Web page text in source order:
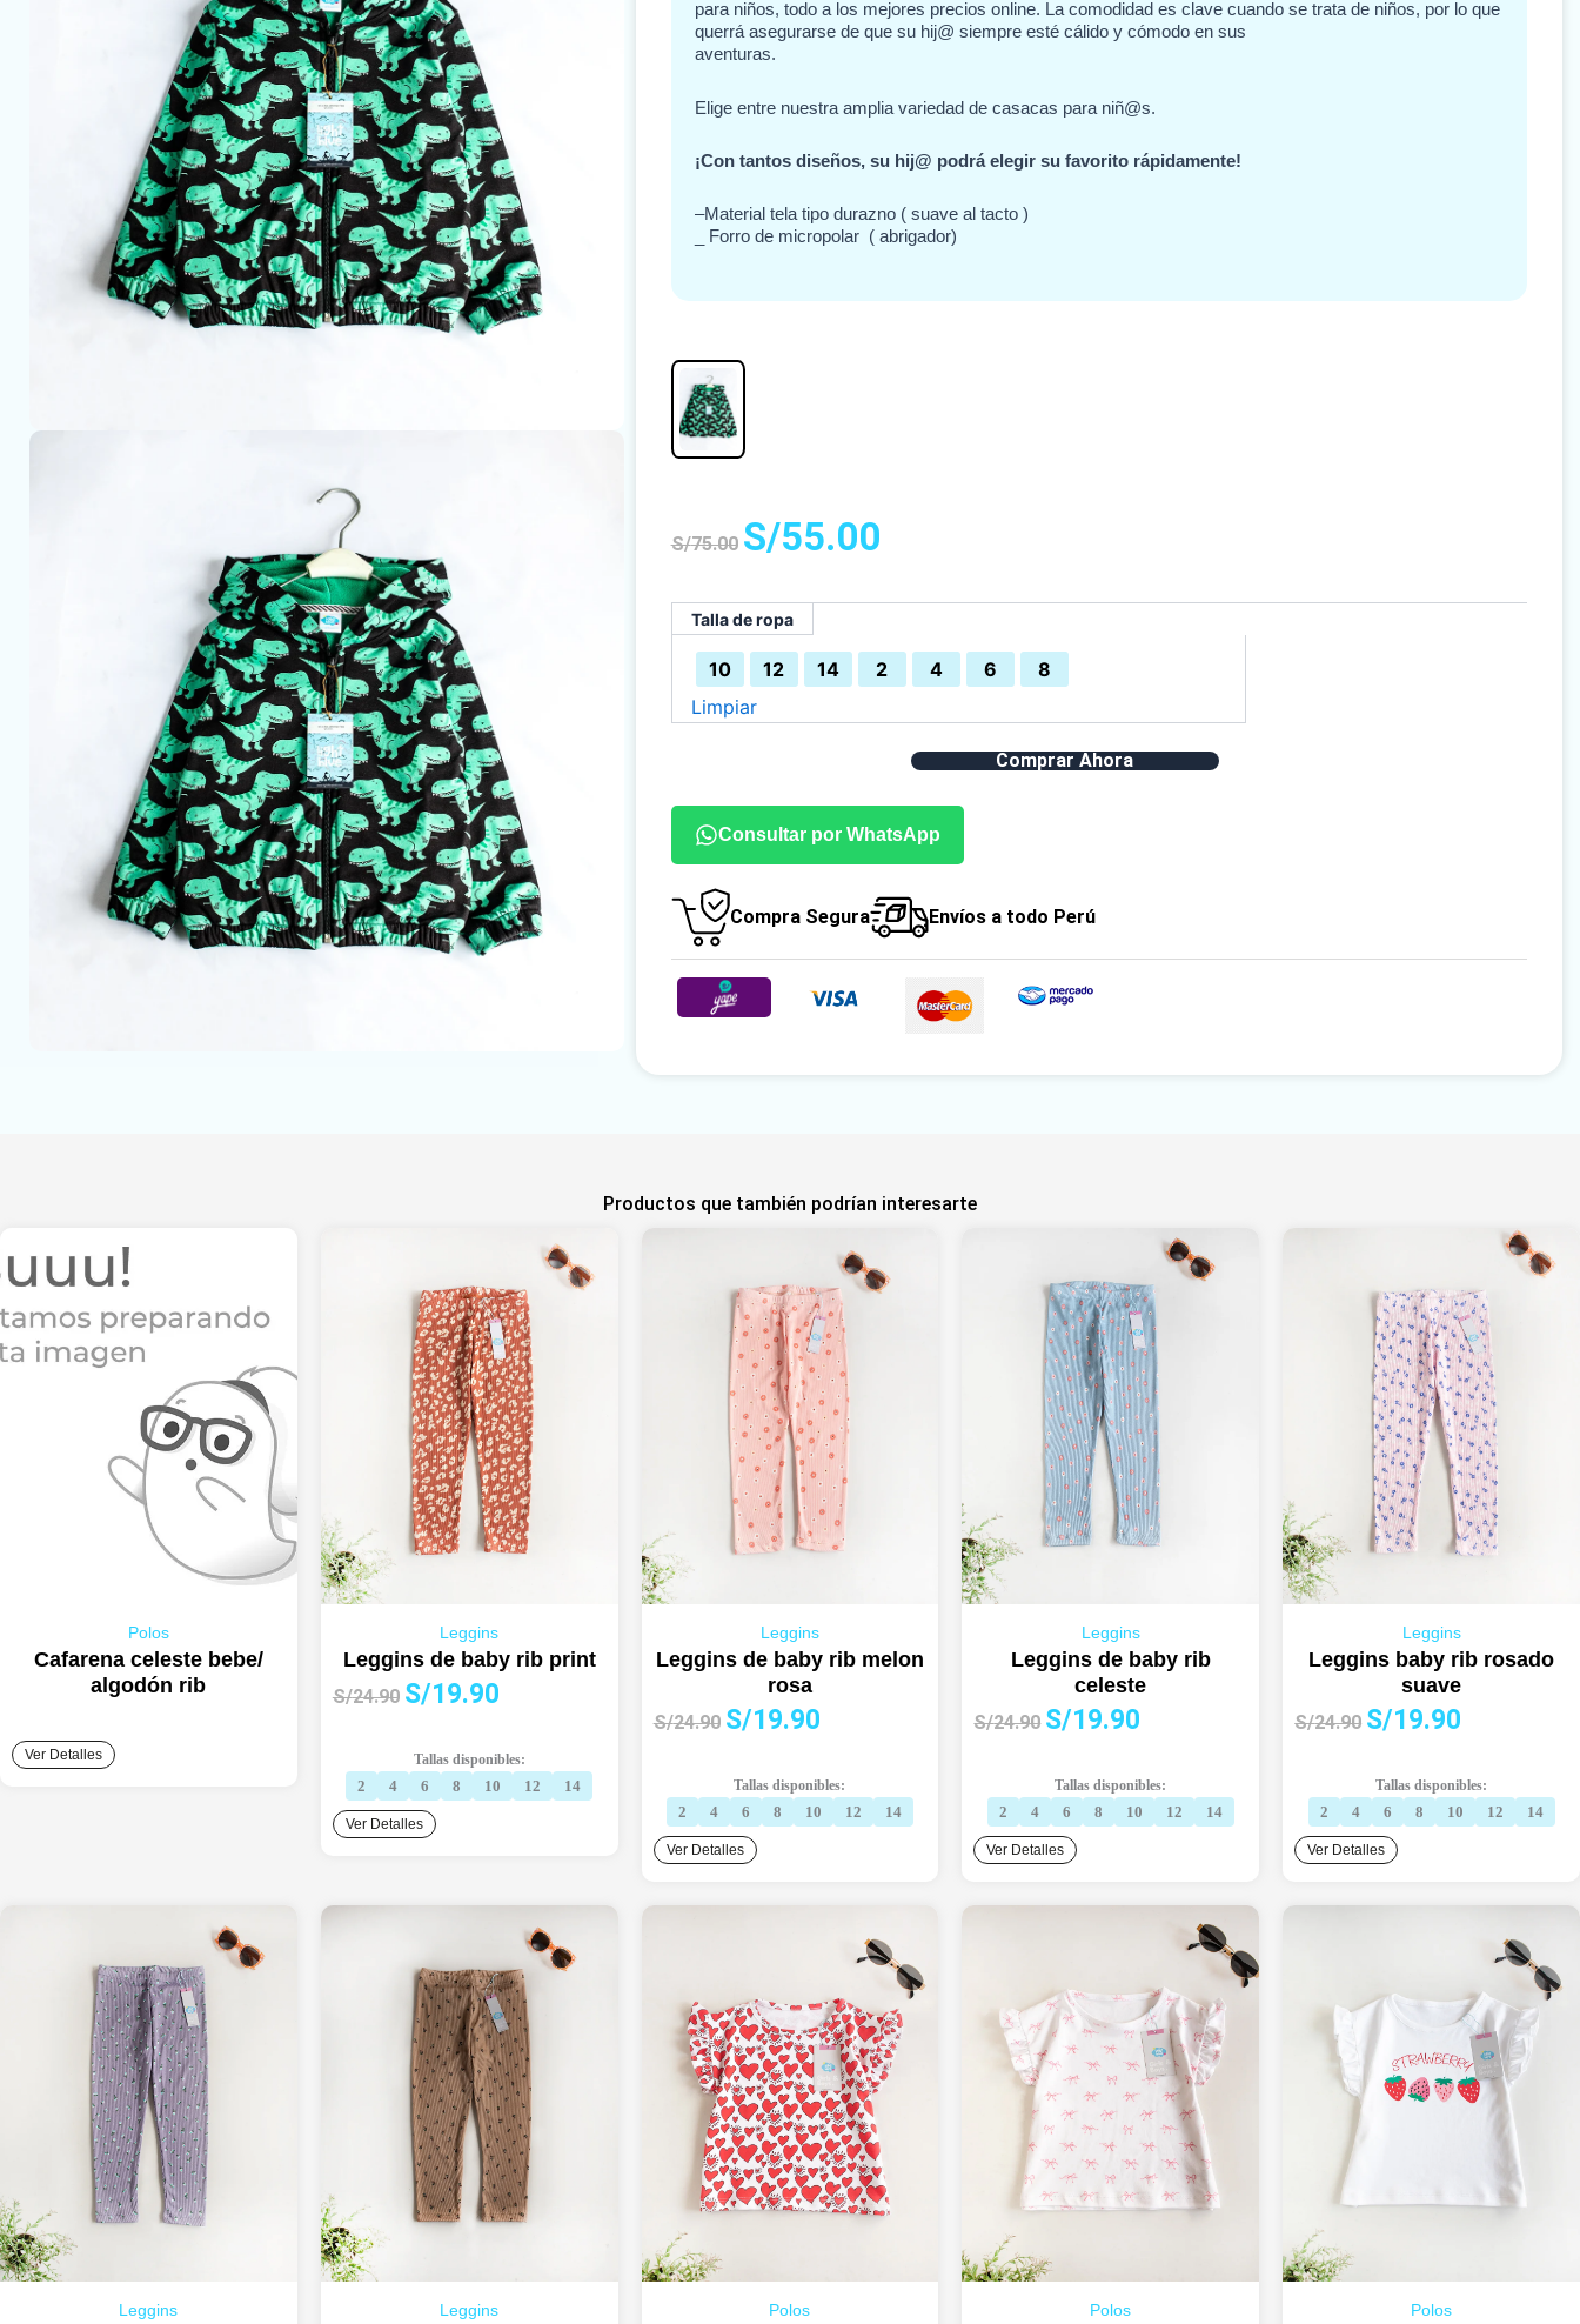
para niños, todo a los mejores precios online. La comodidad es clave cuando se trata de niños, por lo que
querrá asegurarse de que su hij@ siempre esté cálido y cómodo en sus
aventuras.
Elige entre nuestra amplia variedad de casacas para niñ@s.
¡Con tantos diseños, su hij@ podrá elegir su favorito rápidamente!
–Material tela tipo durazno ( suave al tacto )
_ Forro de micropolar ( abrigador)
S/75.00
El
precio
era:
S/75.00.
S/55.00precio
Talla de ropa
10 12 14 2 4 6
8
Limpiar
Comprar Ahora
Consultar por WhatsApp
Compra Segura Envíos a todo Perú
Productos que también podrían interesarte
Polos
Cafarena celeste bebe/
algodón rib
Ver Detalles
Leggins
Leggins de baby rib print
S/24.90 El
era:
S/24.90.
S/19.90El
es:
Tallas disponibles:
2 4 6 8 10 12 14
Ver Detalles
Leggins
Leggins de baby rib melon
rosa
S/24.90 El
era:
S/24.90.
S/19.90El
es:
Tallas disponibles:
2 4 6 8 10 12 14
Ver Detalles
Leggins
Leggins de baby rib
celeste
S/24.90 El
era:
S/24.90.
S/19.90
es:
Tallas disponibles:
2 4 6 8 10 12 14
Ver Detalles
Leggins
Leggins baby rib rosado
suave
S/24.90 El
era:
S/24.90.
S/19.90
es:
Tallas disponibles:
2 4 6 8 10 12 14
Ver Detalles
Leggins Leggins Polos Polos Polos